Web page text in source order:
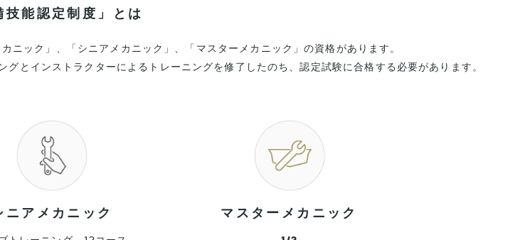
技能認定制度」とは
ニック」、「シニアメカニック」、「マスターメカニック」の資格があります。
とインストラクターによるトレーニングを修了したのち、認定試験に合格する必要があります。
ニアメカニック マスターメカニック